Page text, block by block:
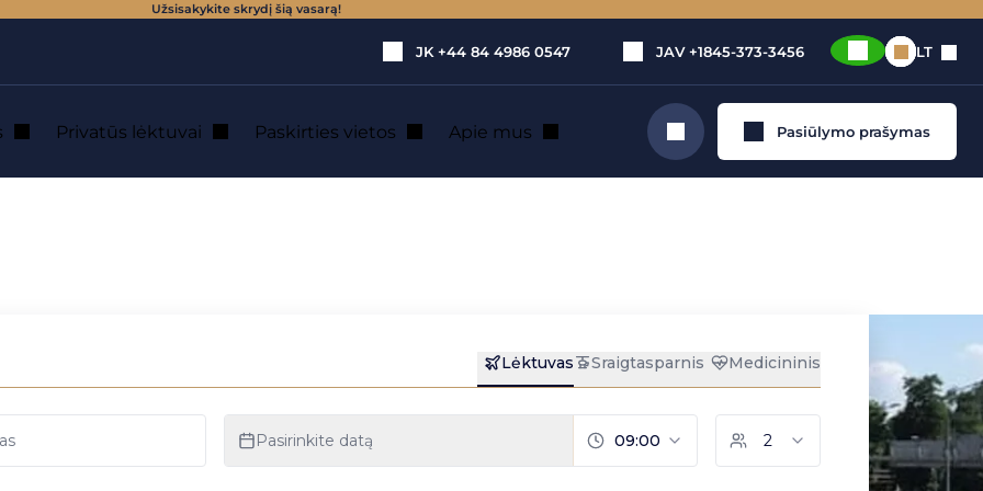
Užsisakykite skrydį šią vasarą!
JK +44 84 4986 0547 JAV +1845-373-3456 LT
Privatūs lėktuvai Paskirties vietos Apie mus Ieškoti Pasiūlymo prašymas